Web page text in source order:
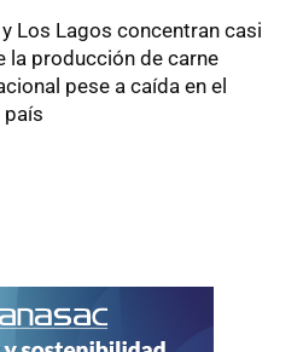
Los Lagos concentran casi
la producción de carne
pese a caída en el
país